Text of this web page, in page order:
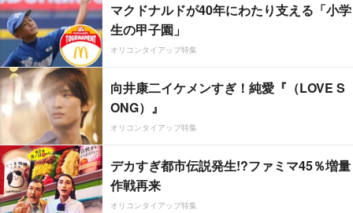
マクドナルドが40年にわたり支える「小学
生の甲子園」
オリコンタイアップ特集
向井康二イケメンすぎ！純愛『（LOVE S
ONG）』
オリコンタイアップ特集
デカすぎ都市伝説発生!?ファミマ45％増量
作戦再来
オリコンタイアップ特集